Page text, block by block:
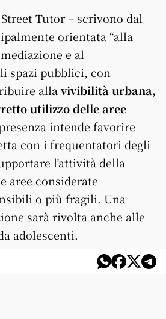
Tutor – scrivono dal
orientata “alla
e al
spazi pubblici, con
alla vivibilità urbana,
utilizzo delle aree
intende favorire
con i frequentatori degli
l’attività della
aree considerate
o più fragili. Una
sarà rivolta anche alle
adolescenti.